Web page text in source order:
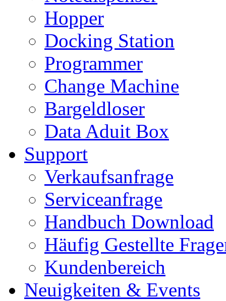
Hopper
Docking Station
Programmer
Change Machine
Bargeldloser
Data Aduit Box
Support
Verkaufsanfrage
Serviceanfrage
Handbuch Download
Häufig Gestellte
Kundenbereich
Neuigkeiten & Events